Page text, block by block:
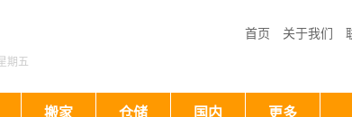
首页 关于我们
期五
搬家 仓储 国内 更多